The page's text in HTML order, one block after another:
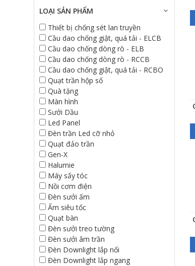
LOẠI SẢN PHẨM
Thiết bị chống sét lan truyền
Cầu dao chống giật, quá tải - ELCB
Cầu dao chống dòng rò - ELB
Cầu dao chống dòng rò - RCCB
Cầu dao chống giật, quá tải - RCBO
Quạt trần hộp số
Quà tặng
Màn hình
Sưởi Dầu
Led Panel
Đèn trần Led cỡ nhỏ
Quạt đảo trần
Gen-X
Halumie
Máy sấy tóc
Nồi cơm điện
Đèn sưởi ấm
Ấm siêu tốc
Quạt bàn
Đèn sưởi treo tường
Đèn sưởi âm trần
Đèn Downlight lắp nổi
Đèn Downlight lắp ngang